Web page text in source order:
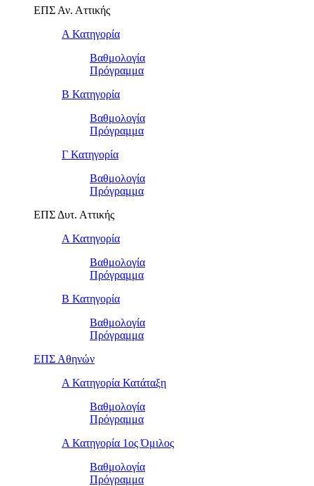
ΕΠΣ Αν. Αττικής
Α Κατηγορία
Βαθμολογία
Πρόγραμμα
Β Κατηγορία
Βαθμολογία
Πρόγραμμα
Γ Κατηγορία
Βαθμολογία
Πρόγραμμα
ΕΠΣ Δυτ. Αττικής
Α Κατηγορία
Βαθμολογία
Πρόγραμμα
Β Κατηγορία
Βαθμολογία
Πρόγραμμα
ΕΠΣ Αθηνών
Α Κατηγορία Κατάταξη
Βαθμολογία
Πρόγραμμα
Α Κατηγορία 1ος Όμιλος
Βαθμολογία
Πρόγραμμα